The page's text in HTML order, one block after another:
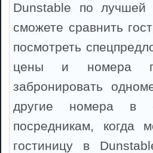
Dunstable по
сможете сравнить
посмотреть
цены и номера
забронировать
другие номера в
посредникам, когда
гостиницу в